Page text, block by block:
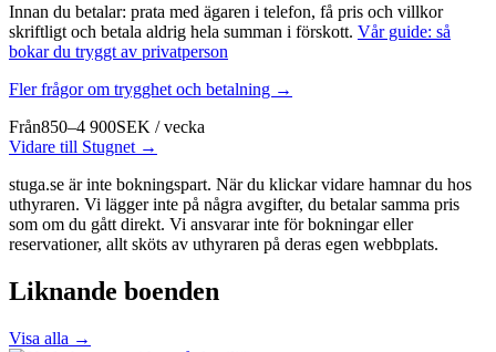
Innan du betalar: prata med ägaren i telefon, få pris och villkor
skriftligt och betala aldrig hela summan i förskott. Vår guide: så
bokar du tryggt av privatperson
Fler frågor om trygghet och betalning →
Från850–4 900SEK /vecka
Vidare till Stugnet →
stuga.se är inte bokningspart. När du klickar vidare hamnar du hos
uthyraren. Vi lägger inte på några avgifter, du betalar samma pris
som om du gått direkt. Vi ansvarar inte för bokningar eller
reservationer, allt sköts av uthyraren på deras egen webbplats.
Liknande boenden
Visa alla →